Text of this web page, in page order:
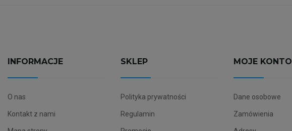
INFORMACJE
O nas
Kontakt z nami
SKLEP
Polityka prywatności
Regulamin
MOJE KONTO
Dane osobowe
Zamówienia